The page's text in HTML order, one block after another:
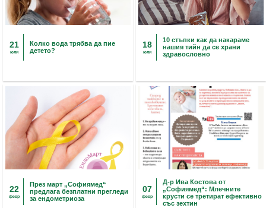
21
юли
Колко вода трябва да пие
детето?
18
юли
10 стъпки как да накараме
нашия тийн да се храни
здравословно
22
февр
През март „Софиямед“
предлага безплатни прегледи
за ендометриоза
07
февр
Д-р Ива Костова от
„Софиямед“: Млечните
крусти се третират ефективно
със зехтин